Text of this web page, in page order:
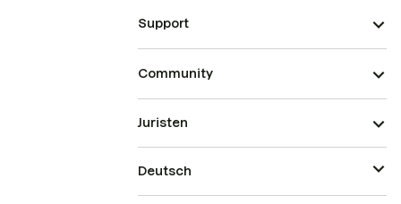
Support
Community
Juristen
Deutsch